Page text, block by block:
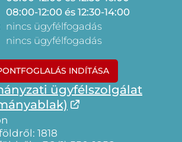
08:00-12:00 és 12:30-14:00
nincs ügyfélfogadás
nincs ügyfélfogadás
INDÍTÁSA
ügyfélszolgálat
1818